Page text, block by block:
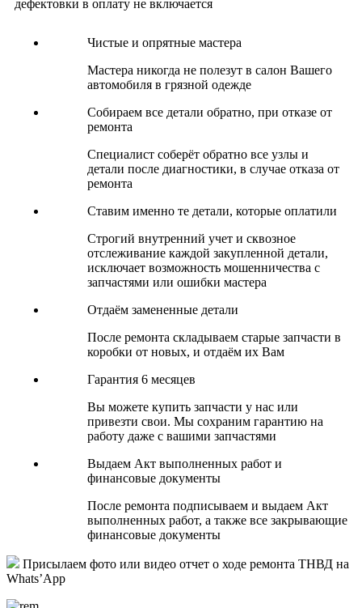
дефектовки в оплату не включается
Чистые и опрятные мастера
Мастера никогда не полезут в салон Вашего
автомобиля в грязной одежде
Собираем все детали обратно, при отказе от
ремонта
Специалист соберёт обратно все узлы и
детали после диагностики, в случае отказа от
ремонта
Ставим именно те детали, которые оплатили
Строгий внутренний учет и сквозное
отслеживание каждой закупленной детали,
исключает возможность мошенничества с
запчастями или ошибки мастера
Отдаём замененные детали
После ремонта складываем старые запчасти в
коробки от новых, и отдаём их Вам
Гарантия 6 месяцев
Вы можете купить запчасти у нас или
привезти свои. Мы сохраним гарантию на
работу даже с вашими запчастями
Выдаем Акт выполненных работ и
финансовые документы
После ремонта подписываем и выдаем Акт
выполненных работ, а также все закрывающие
финансовые документы
Присылаем фото или видео отчет о ходе ремонта ТНВД на
Whats’App